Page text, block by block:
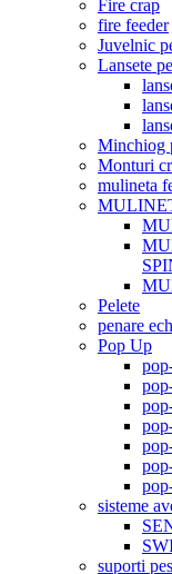
Fire crap
fire feeder
Juvelnic
Lansete
Minchiog
Monturi
mulineta
Pelete
penare
Pop Up
sisteme
suporti